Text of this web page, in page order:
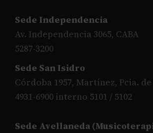
Sede Independencia
Av. Independencia 3065, CABA
5287-3200
Sede San Isidro
Córdoba 1957, Martínez, Pcia. de
4931-6900 interno 5101 / 5102
Sede Avellaneda